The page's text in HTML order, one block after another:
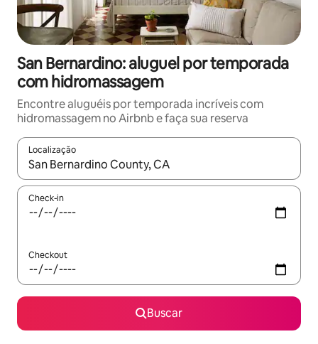
San Bernardino: aluguel por temporada
com hidromassagem
Encontre aluguéis por temporada incríveis com
hidromassagem no Airbnb e faça sua reserva
Localização
Quando os resultados estiverem disponíveis, explore-os
Check-in
Checkout
Buscar